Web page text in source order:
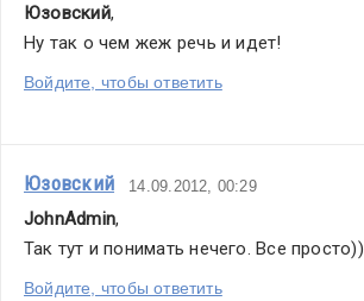
Юзовский,
Ну так о чем жеж речь и идет!
Войдите, чтобы ответить
Юзовский 14.09.2012, 00:29
JohnAdmin,
Так тут и понимать нечего. Все просто))
Войдите, чтобы ответить